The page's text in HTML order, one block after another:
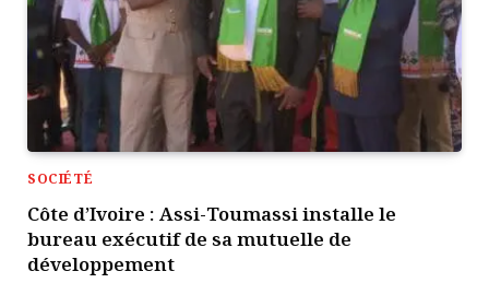
SOCIÉTÉ
Côte d’Ivoire : Assi-Toumassi installe le
bureau exécutif de sa mutuelle de
développement